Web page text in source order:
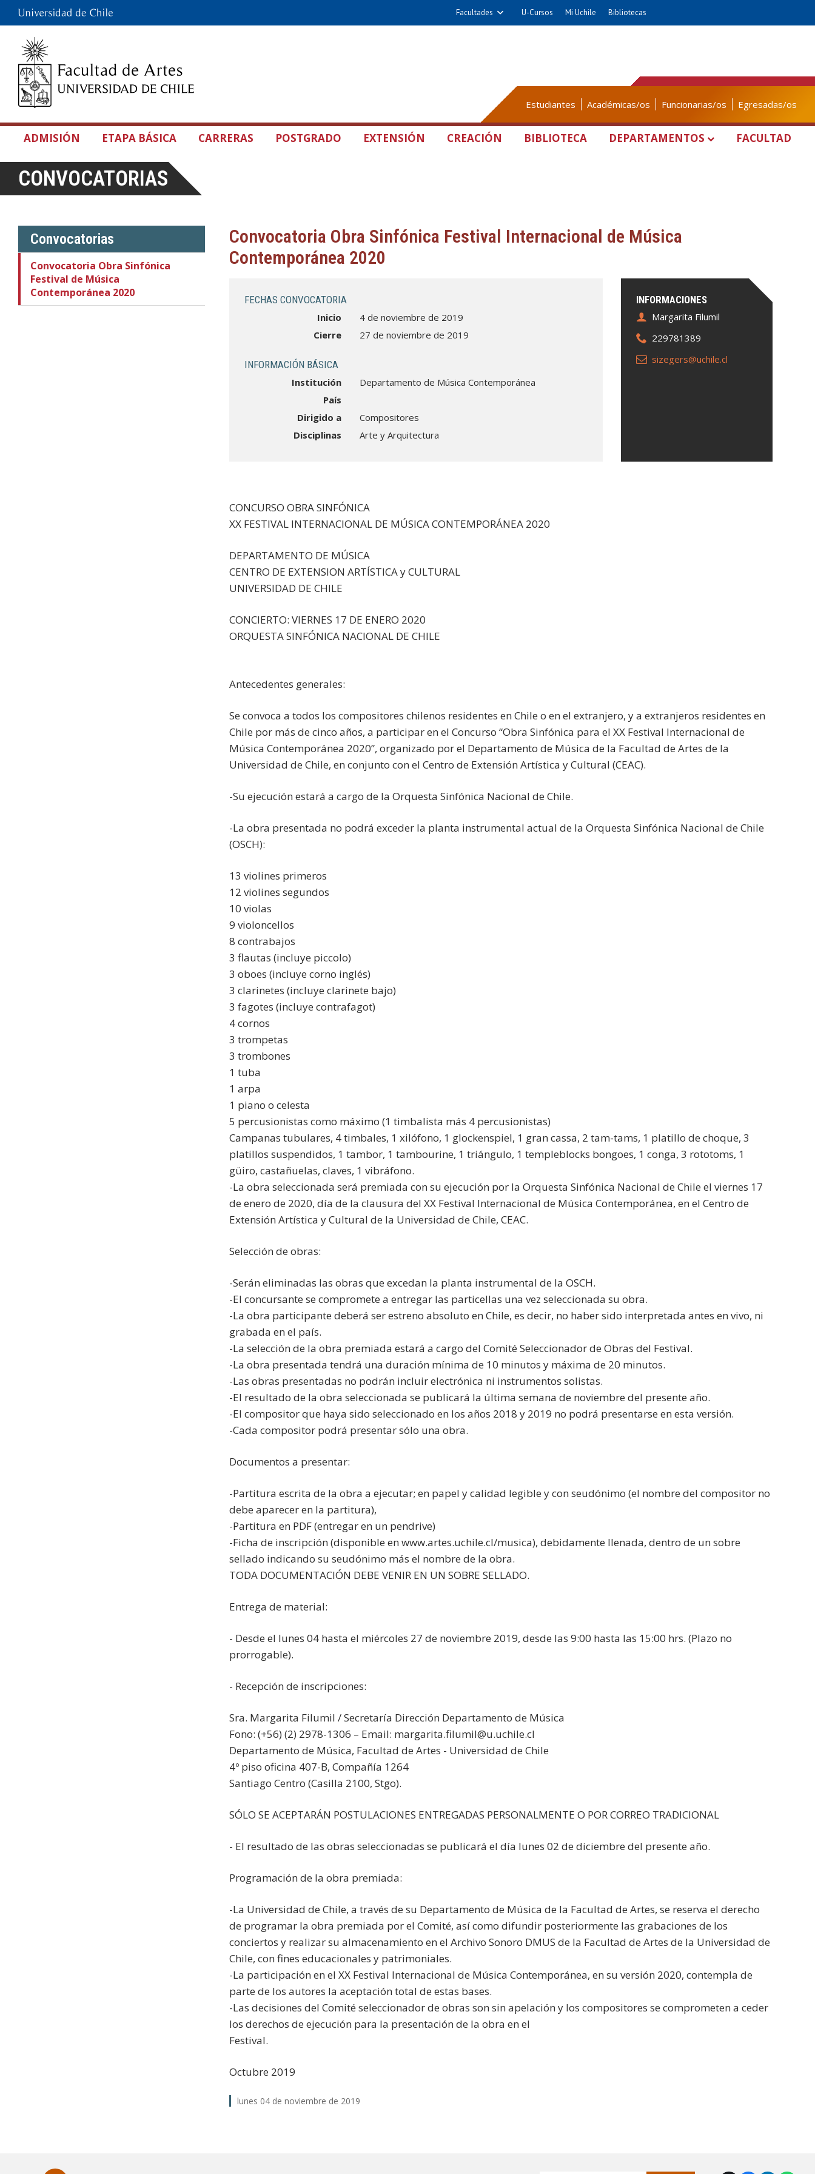
Facultades U-Cursos Mi Uchile Bibliotecas
Estudiantes Académicas/os Funcionarias/os Egresadas/os
ADMISIÓN ETAPA BÁSICA CARRERAS POSTGRADO EXTENSIÓN CREACIÓN BIBLIOTECA DEPARTAMENTOS FACULTAD
CONVOCATORIAS
Convocatorias
Convocatoria Obra Sinfónica
Festival de Música
Contemporánea 2020
Convocatoria Obra Sinfónica Festival Internacional de Música
Contemporánea 2020
INFORMACIONES
Margarita Filumil
229781389
sizegers@uchile.cl
FECHAS CONVOCATORIA
Inicio
4 de noviembre de 2019
Cierre
27 de noviembre de 2019
INFORMACIÓN BÁSICA
Institución
Departamento de Música Contemporánea
País
Dirigido a
Compositores
Disciplinas
Arte y Arquitectura
CONCURSO OBRA SINFÓNICA
XX FESTIVAL INTERNACIONAL DE MÚSICA CONTEMPORÁNEA 2020
DEPARTAMENTO DE MÚSICA
CENTRO DE EXTENSION ARTÍSTICA y CULTURAL
UNIVERSIDAD DE CHILE
CONCIERTO: VIERNES 17 DE ENERO 2020
ORQUESTA SINFÓNICA NACIONAL DE CHILE
Antecedentes generales:
Se convoca a todos los compositores chilenos residentes en Chile o en el extranjero, y a extranjeros residentes en
Chile por más de cinco años, a participar en el Concurso “Obra Sinfónica para el XX Festival Internacional de
Música Contemporánea 2020”, organizado por el Departamento de Música de la Facultad de Artes de la
Universidad de Chile, en conjunto con el Centro de Extensión Artística y Cultural (CEAC).
-Su ejecución estará a cargo de la Orquesta Sinfónica Nacional de Chile.
-La obra presentada no podrá exceder la planta instrumental actual de la Orquesta Sinfónica Nacional de Chile
(OSCH):
13 violines primeros
12 violines segundos
10 violas
9 violoncellos
8 contrabajos
3 flautas (incluye piccolo)
3 oboes (incluye corno inglés)
3 clarinetes (incluye clarinete bajo)
3 fagotes (incluye contrafagot)
4 cornos
3 trompetas
3 trombones
1 tuba
1 arpa
1 piano o celesta
5 percusionistas como máximo (1 timbalista más 4 percusionistas)
Campanas tubulares, 4 timbales, 1 xilófono, 1 glockenspiel, 1 gran cassa, 2 tam-tams, 1 platillo de choque, 3
platillos suspendidos, 1 tambor, 1 tambourine, 1 triángulo, 1 templeblocks bongoes, 1 conga, 3 rototoms, 1
güiro, castañuelas, claves, 1 vibráfono.
-La obra seleccionada será premiada con su ejecución por la Orquesta Sinfónica Nacional de Chile el viernes 17
de enero de 2020, día de la clausura del XX Festival Internacional de Música Contemporánea, en el Centro de
Extensión Artística y Cultural de la Universidad de Chile, CEAC.
Selección de obras:
-Serán eliminadas las obras que excedan la planta instrumental de la OSCH.
-El concursante se compromete a entregar las particellas una vez seleccionada su obra.
-La obra participante deberá ser estreno absoluto en Chile, es decir, no haber sido interpretada antes en vivo, ni
grabada en el país.
-La selección de la obra premiada estará a cargo del Comité Seleccionador de Obras del Festival.
-La obra presentada tendrá una duración mínima de 10 minutos y máxima de 20 minutos.
-Las obras presentadas no podrán incluir electrónica ni instrumentos solistas.
-El resultado de la obra seleccionada se publicará la última semana de noviembre del presente año.
-El compositor que haya sido seleccionado en los años 2018 y 2019 no podrá presentarse en esta versión.
-Cada compositor podrá presentar sólo una obra.
Documentos a presentar:
-Partitura escrita de la obra a ejecutar; en papel y calidad legible y con seudónimo (el nombre del compositor no
debe aparecer en la partitura),
-Partitura en PDF (entregar en un pendrive)
-Ficha de inscripción (disponible en www.artes.uchile.cl/musica), debidamente llenada, dentro de un sobre
sellado indicando su seudónimo más el nombre de la obra.
TODA DOCUMENTACIÓN DEBE VENIR EN UN SOBRE SELLADO.
Entrega de material:
- Desde el lunes 04 hasta el miércoles 27 de noviembre 2019, desde las 9:00 hasta las 15:00 hrs. (Plazo no
prorrogable).
- Recepción de inscripciones:
Sra. Margarita Filumil / Secretaría Dirección Departamento de Música
Fono: (+56) (2) 2978-1306 – Email: margarita.filumil@u.uchile.cl
Departamento de Música, Facultad de Artes - Universidad de Chile
4º piso oficina 407-B, Compañía 1264
Santiago Centro (Casilla 2100, Stgo).
SÓLO SE ACEPTARÁN POSTULACIONES ENTREGADAS PERSONALMENTE O POR CORREO TRADICIONAL
- El resultado de las obras seleccionadas se publicará el día lunes 02 de diciembre del presente año.
Programación de la obra premiada:
-La Universidad de Chile, a través de su Departamento de Música de la Facultad de Artes, se reserva el derecho
de programar la obra premiada por el Comité, así como difundir posteriormente las grabaciones de los
conciertos y realizar su almacenamiento en el Archivo Sonoro DMUS de la Facultad de Artes de la Universidad de
Chile, con fines educacionales y patrimoniales.
-La participación en el XX Festival Internacional de Música Contemporánea, en su versión 2020, contempla de
parte de los autores la aceptación total de estas bases.
-Las decisiones del Comité seleccionador de obras son sin apelación y los compositores se comprometen a ceder
los derechos de ejecución para la presentación de la obra en el
Festival.
Octubre 2019
lunes 04 de noviembre de 2019